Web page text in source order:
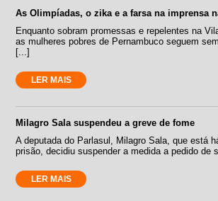
As Olimpíadas, o zika e a farsa na imprensa
Enquanto sobram promessas e repelentes na
as mulheres pobres de Pernambuco seguem
[...]
LER MAIS
Milagro Sala suspendeu a greve de fome
A deputada do Parlasul, Milagro Sala, que está
prisão, decidiu suspender a medida a pedido de
LER MAIS